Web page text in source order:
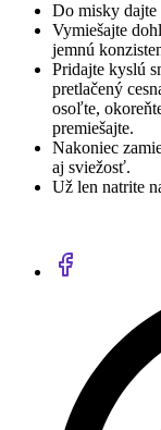
Do misky dajte
Vymiešajte
jemnú
Pridajte kyslú
pretlačený
osoľte,
premiešajte.
Nakoniec
aj sviežosť.
Už len natrite